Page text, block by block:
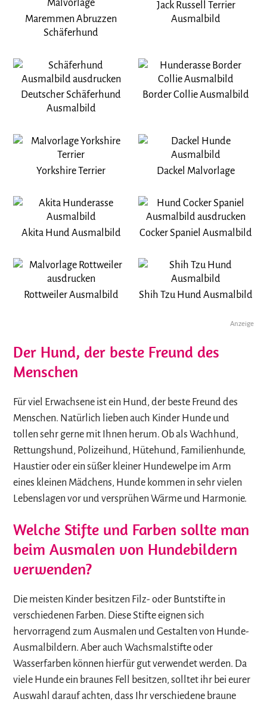
Maremmen Abruzzen
Schäferhund
Jack Russell Terrier
Ausmalbild
Deutscher Schäferhund
Ausmalbild
Border Collie Ausmalbild
Yorkshire Terrier Dackel Malvorlage
Akita Hund Ausmalbild Cocker Spaniel Ausmalbild
Rottweiler Ausmalbild Shih Tzu Hund Ausmalbild
Anzeige
Der Hund, der beste Freund des
Menschen
Für viel Erwachsene ist ein Hund, der beste Freund des
Menschen. Natürlich lieben auch Kinder Hunde und
tollen sehr gerne mit Ihnen herum. Ob als Wachhund,
Rettungshund, Polizeihund, Hütehund, Familienhunde,
Haustier oder ein süßer kleiner Hundewelpe im Arm
eines kleinen Mädchens, Hunde kommen in sehr vielen
Lebenslagen vor und versprühen Wärme und Harmonie.
Welche Stifte und Farben sollte man
beim Ausmalen von Hundebildern
verwenden?
Die meisten Kinder besitzen Filz- oder Buntstifte in
verschiedenen Farben. Diese Stifte eignen sich
hervorragend zum Ausmalen und Gestalten von Hunde-
Ausmalbildern. Aber auch Wachsmalstifte oder
Wasserfarben können hierfür gut verwendet werden. Da
viele Hunde ein braunes Fell besitzen, solltet ihr bei eurer
Auswahl darauf achten, dass Ihr verschiedene braune